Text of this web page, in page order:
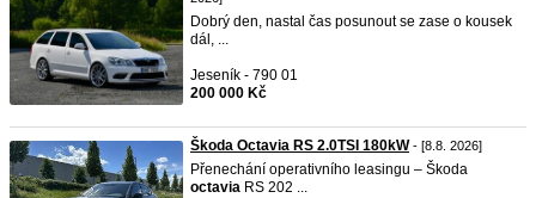
Dobrý den, nastal čas posunout se zase o kousek
dál, ...
Jeseník - 790 01
200 000 Kč
Škoda Octavia RS 2.0TSI 180kW- [8.8. 2026]
Přenechání operativního leasingu – Škoda
octavia RS 202 ...